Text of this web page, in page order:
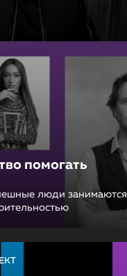
помогать
люди занимаются